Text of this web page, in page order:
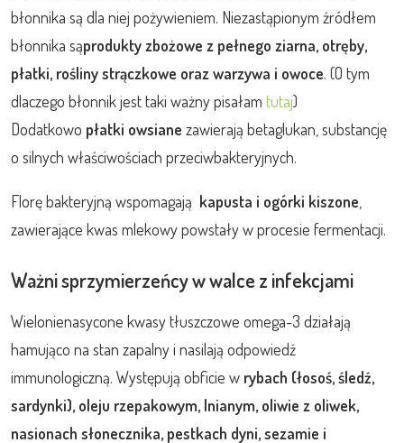
błonnika są dla niej pożywieniem. Niezastąpionym źródłem
błonnika sąprodukty zbożowe z pełnego ziarna, otręby,
płatki, rośliny strączkowe oraz warzywa i owoce. (O tym
dlaczego błonnik jest taki ważny pisałam tutaj)
Dodatkowo płatki owsiane zawierają betaglukan, substancję
o silnych właściwościach przeciwbakteryjnych.
Florę bakteryjną wspomagają kapusta i ogórki kiszone
zawierające kwas mlekowy powstały w procesie fermentacji.
Ważni sprzymierzeńcy w walce z infekcjami
Wielonienasycone kwasy tłuszczowe omega-3 działają
hamująco na stan zapalny i nasilają odpowiedź
immunologiczną. Występują obficie w rybach (łosoś, śledź,
sardynki), oleju rzepakowym, lnianym, oliwie z oliwek,
nasionach słonecznika, pestkach dyni, sezamie i